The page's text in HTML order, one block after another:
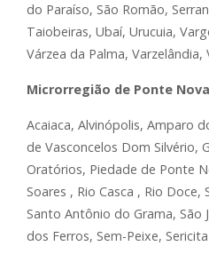
do Paraíso, São Romão,
Taiobeiras, Ubaí, Urucuia,
Várzea da Palma, Varzelândia,
Microrregião de Ponte
Acaiaca, Alvinópolis, Amparo
de Vasconcelos Dom Silvério,
Oratórios, Piedade de Ponte
Soares , Rio Casca , Rio Doce,
Santo Antônio do Grama, São
dos Ferros, Sem-Peixe,